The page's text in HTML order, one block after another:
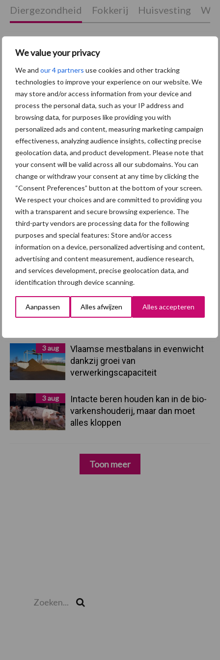
We value your privacy
We and our 4 partners use cookies and other tracking
technologies to improve your experience on our website. We
may store and/or access information from your device and
process the personal data, such as your IP address and
browsing data, for purposes like providing you with
personalized ads and content, measuring marketing campaign
effectiveness, analyzing audience insights, collecting precise
geolocation data, and product development. Please note that
your consent will be valid across all our subdomains. You can
change or withdraw your consent at any time by clicking the
“Consent Preferences” button at the bottom of your screen.
We respect your choices and are committed to providing you
with a transparent and secure browsing experience. The
third-party vendors are processing data for the following
purposes and special features: Store and/or access
information on a device, personalized advertising and content,
advertising and content measurement, audience research,
and services development, precise geolocation data, and
identification through device scanning.
Aanpassen Alles afwijzen Alles accepteren
Primaire
Sidebar
Recent nieuws Partner nieuws
5 aug
“Vraag naar praktische
hygieneoplossingen is in Polen
groter dan ooit”
Eliminatieprotocol voor
Mycoplasma hyopneumoniae
AVP in Finland onderstreept dat
alertheid belangrijk is, zeker nu
3 aug
Vlaamse mestbalans in evenwicht
dankzij groei van
verwerkingscapaciteit
3 aug
Intacte beren houden kan in de bio-
varkenshouderij, maar dan moet
alles kloppen
Toon meer
Diergezondheid Fokkerij Huisvesting
Afrikaanse
varkenspest
Brachyspira
Toon meer